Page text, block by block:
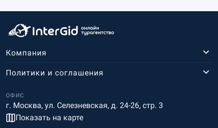
Компания
ОФИС
г. Москва, ул. Селезневская, д. 24-26, стр. 3
Показать на карте
Политики и соглашения